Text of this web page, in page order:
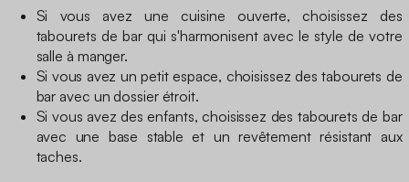
Si vous avez une cuisine ouverte, choisissez des
tabourets de bar qui s'harmonisent avec le style de votre
salle à manger.
Si vous avez un petit espace, choisissez des tabourets de
bar avec un dossier étroit.
Si vous avez des enfants, choisissez des tabourets de bar
avec une base stable et un revêtement résistant aux
taches.